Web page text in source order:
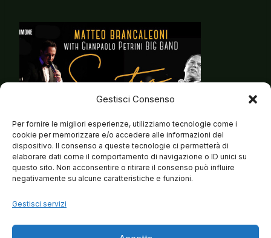
Gestisci Consenso
Per fornire le migliori esperienze, utilizziamo tecnologie come i
cookie per memorizzare e/o accedere alle informazioni del
dispositivo. Il consenso a queste tecnologie ci permetterà di
elaborare dati come il comportamento di navigazione o ID unici su
questo sito. Non acconsentire o ritirare il consenso può influire
negativamente su alcune caratteristiche e funzioni.
Gestisci servizi